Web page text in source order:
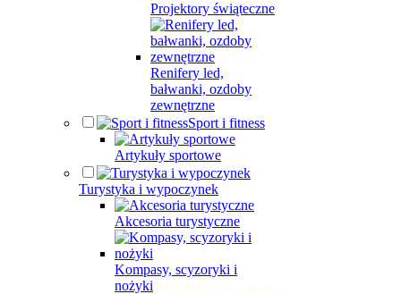
Projektory świąteczne
Renifery led,
bałwanki, ozdoby
zewnętrzne
Sport i fitness
Artykuły sportowe
Turystyka i wypoczynek
Akcesoria turystyczne
Kompasy, scyzoryki i
nożyki